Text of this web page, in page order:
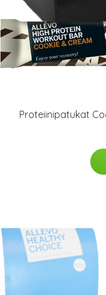
Proteiinipatukat